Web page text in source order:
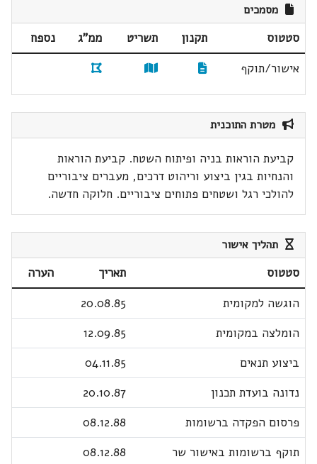
מסמכים
סטטוס תקנון תשריט ממ"ג
נספח
אישור/תוקף
מטרת התוכנית
קביעת הוראות בניה ופיתוח השטח. קביעת הוראות
והנחיות בגין ביצוע וריהוט דרכים, מעברים ציבוריים
להולכי רגל ושטחים פתוחים ציבוריים. חלוקה חדשה.
תהליך אישור
סטטוס תאריך
הערה
הוגשה למקומית
20.08.85
הומלצה במקומית
12.09.85
ביצוע תנאים
04.11.85
נדונה בועדת תכנון
20.10.87
פרסום הפקדה ברשומות
08.12.88
תוקף ברשומות באישור שר
08.12.88